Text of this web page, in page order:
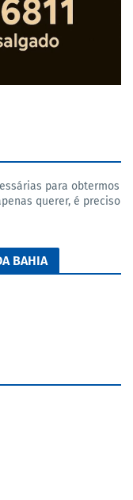
para obtermos
querer, é preciso
BAHIA